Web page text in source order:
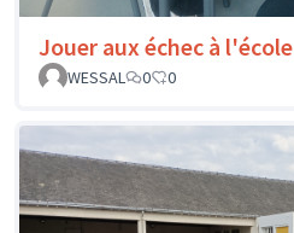
Jouer aux échec à l'école
WESSAL
0 0